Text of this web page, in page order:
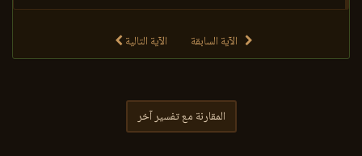
الآية السابقة الآية التالية
المقارنة مع تفسير آخر